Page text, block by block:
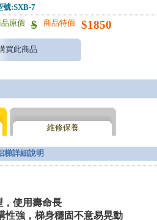
號:SXB-7
原價
$ 商品特價 $1850
買此商品
維修保養
梯詳細說明
，使用壽命長
性強，梯身穩固不意易晃動